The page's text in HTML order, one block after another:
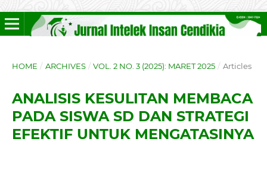
HOME / ARCHIVES / VOL. 2 NO. 3 (2025): MARET 2025 / Articles
ANALISIS KESULITAN MEMBACA
PADA SISWA SD DAN STRATEGI
EFEKTIF UNTUK MENGATASINYA